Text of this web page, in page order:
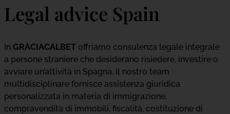
Legal advice Spain
In GRÀCIACALBET offriamo consulenza legale integrale
a persone straniere che desiderano risiedere, investire o
avviare un’attività in Spagna. Il nostro team
multidisciplinare fornisce assistenza giuridica
personalizzata in materia di immigrazione,
compravendita di immobili, fiscalità, costituzione di